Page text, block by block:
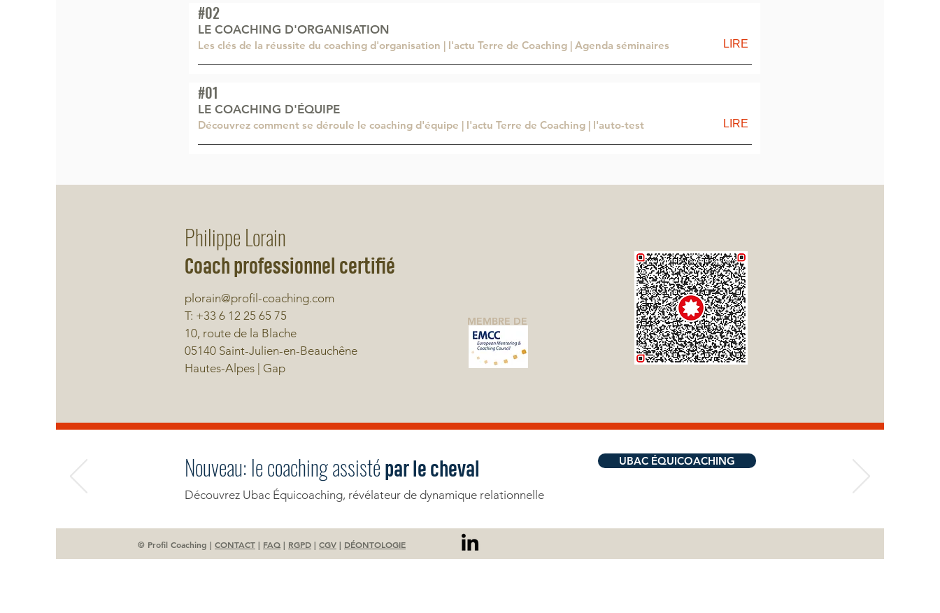
#02
LE COACHING D'ORGANISATION
Les clés de la réussite du coaching d'organisation | l'actu Terre de Coaching | Agenda séminaires LIRE
#01
LE COACHING D'ÉQUIPE
Découvrez comment se déroule le coaching d'équipe | l'actu Terre de Coaching | l'auto-test LIRE
Philippe Lorain
Coach professionnel certifié
plorain@profil-coaching.com
T: +33 6 12 25 65 75
10, route de la Blache
05140 Saint-Julien-en-Beauchêne
Hautes-Alpes | Gap
MEMBRE DE
Nouveau: le coaching assisté par le cheval
Découvrez Ubac Équicoaching, révélateur de dynamique relationnelle
UBAC ÉQUICOACHING
© Profil Coaching | CONTACT | FAQ | RGPD | CGV | DÉONTOLOGIE